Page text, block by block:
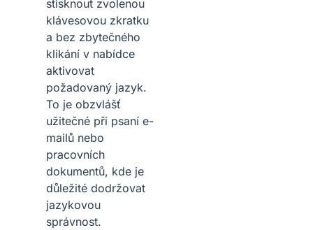
stisknout zvolenou
klávesovou zkratku
a bez zbytečného
klikání v nabídce
aktivovat
požadovaný jazyk.
To je obzvlášť
užitečné při psaní e-
mailů nebo
pracovních
dokumentů, kde je
důležité dodržovat
jazykovou
správnost.